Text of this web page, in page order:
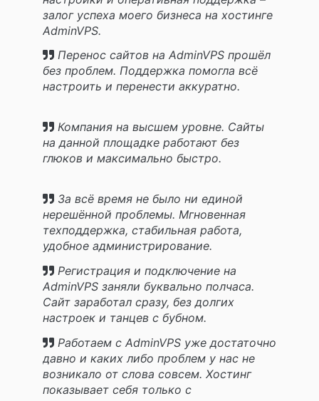
залог успеха моего бизнеса на хостинге
AdminVPS.
Перенос сайтов на AdminVPS прошёл
без проблем. Поддержка помогла всё
настроить и перенести аккуратно.
Компания на высшем уровне. Сайты
на данной площадке работают без
глюков и максимально быстро.
За всё время не было ни единой
нерешённой проблемы. Мгновенная
техподдержка, стабильная работа,
удобное администрирование.
Регистрация и подключение на
AdminVPS заняли буквально полчаса.
Сайт заработал сразу, без долгих
настроек и танцев с бубном.
Работаем с AdminVPS уже достаточно
давно и каких либо проблем у нас не
возникало от слова совсем. Хостинг
показывает себя только с